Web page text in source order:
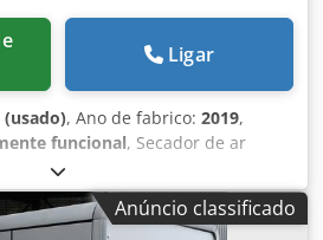
Ligar
, Ano de fabrico: 2019,
funcional, Secador de ar
FX6, usado. 2,34 m³/min Dedpfx
de fabrico: 2019
Anúncio classificado